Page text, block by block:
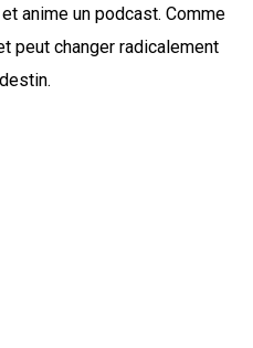
anime un podcast. Comme
peut changer radicalement